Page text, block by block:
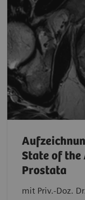
State of the
Prostata
mit Priv.-Doz.